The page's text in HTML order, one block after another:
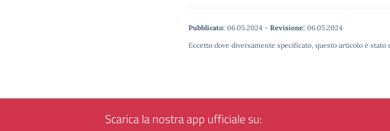
Pubblicato: 06.05.2024 - Revisione: 06.05.2024
Eccetto dove diversamente specificato, questo articolo è
Scarica la nostra app ufficiale su: